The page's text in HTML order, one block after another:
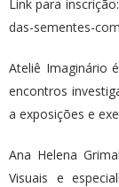
Link para inscrição:
das-sementes-
Ateliê Imaginário
encontros
a exposições e
Ana Helena
Visuais e